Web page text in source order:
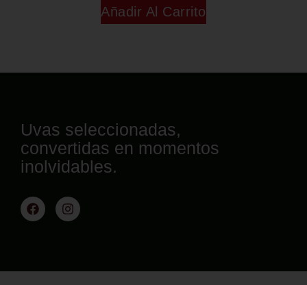
Añadir Al Carrito
Uvas seleccionadas,
convertidas en momentos
inolvidables.